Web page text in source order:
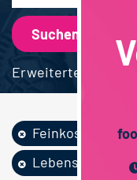
Erweiterte Suche
Feinkost /...